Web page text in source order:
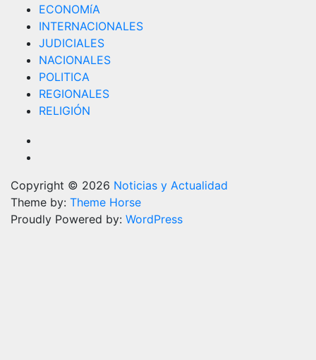
ECONOMíA
INTERNACIONALES
JUDICIALES
NACIONALES
POLITICA
REGIONALES
RELIGIÓN
Copyright © 2026 Noticias y Actualidad
Theme by: Theme Horse
Proudly Powered by: WordPress